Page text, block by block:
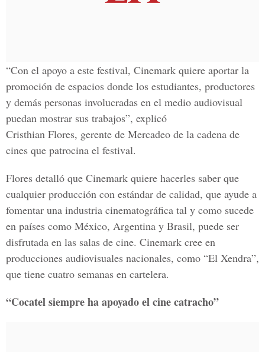
“Con el apoyo a este festival, Cinemark quiere aportar la
promoción de espacios donde los estudiantes, productores
y demás personas involucradas en el medio audiovisual
puedan mostrar sus trabajos”, explicó
Cristhian Flores, gerente de Mercadeo de la cadena de
cines que patrocina el festival.
Flores detalló que Cinemark quiere hacerles saber que
cualquier producción con estándar de calidad, que ayude a
fomentar una industria cinematográfica tal y como sucede
en países como México, Argentina y Brasil, puede ser
disfrutada en las salas de cine. Cinemark cree en
producciones audiovisuales nacionales, como “El Xendra”,
que tiene cuatro semanas en cartelera.
“Cocatel siempre ha apoyado el cine catracho”